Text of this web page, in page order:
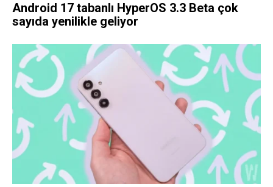
Android 17 tabanlı HyperOS 3.3 Beta çok
sayıda yenilikle geliyor